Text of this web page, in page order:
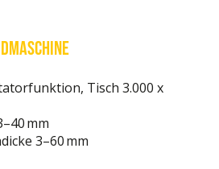
Tisch 3.000 x
mm
3–60 mm